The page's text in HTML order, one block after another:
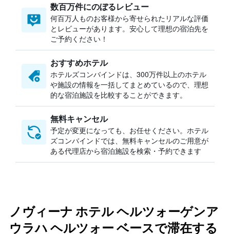
数百万件にのぼるレビュー
何百万人ものお客様から寄せられたリアルな評価
とレビューがあります。安心して理想の宿泊先を
ご予約ください！
おすすめホテル
ホテルズコンバインドは、300万件以上のホテル
や施設の情報を一括してまとめているので、理想
的な宿泊施設を比較することができます。
無料キャンセル
予定が変更になっても、お任せください。ホテル
ズコンバインドでは、無料キャンセルのご用意が
ある代理店から宿泊施設を検索・予約できます
ノヴィーナ ホテル ヘルツォーゲンア
ウラハ ヘルツォー ベースで滞在する